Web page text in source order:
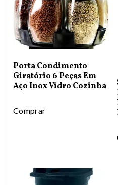
Porta Condimento
Giratório 6 Peças Em
Aço Inox Vidro Cozinha
Comprar